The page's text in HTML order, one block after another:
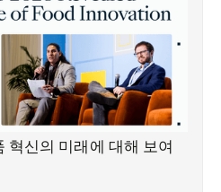
혁신의 미래에 대해 보여